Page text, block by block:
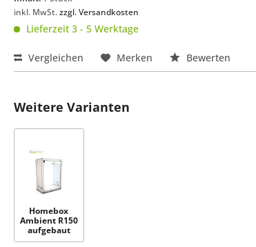
inkl. MwSt.zzgl. Versandkosten
Lieferzeit 3 - 5 Werktage
Vergleichen Merken Bewerten
Weitere Varianten
Homebox
Ambient R150
aufgebaut
150cm x 80cm